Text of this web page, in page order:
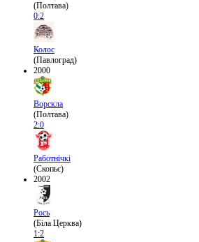
(Полтава)
0:2
Колос
(Павлоград)
2000
Ворскла
(Полтава)
2:0
Работнічкі
(Скопьє)
2002
Рось
(Біла Церква)
1:2